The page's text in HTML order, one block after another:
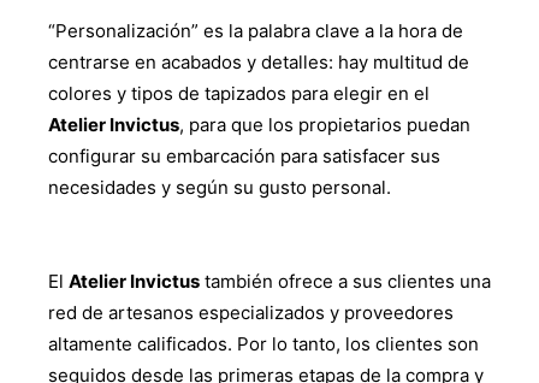
“Personalización” es la palabra clave a la hora de
centrarse en acabados y detalles: hay multitud de
colores y tipos de tapizados para elegir en el
Atelier Invictus, para que los propietarios puedan
configurar su embarcación para satisfacer sus
necesidades y según su gusto personal.
El Atelier Invictus también ofrece a sus clientes una
red de artesanos especializados y proveedores
altamente calificados. Por lo tanto, los clientes son
seguidos desde las primeras etapas de la compra y